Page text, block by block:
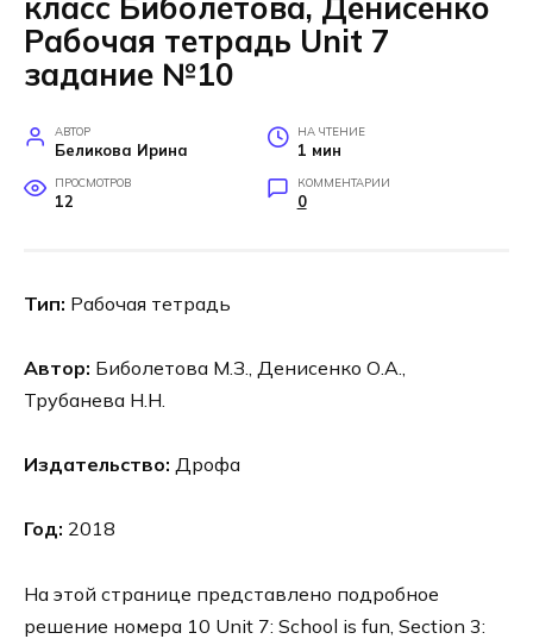
Рабочая тетрадь Unit 7
задание №10
АВТОР
Беликова Ирина
НА ЧТЕНИЕ
1 мин
ПРОСМОТРОВ
12
КОММЕНТАРИИ
0
Тип: Рабочая тетрадь
Автор: Биболетова М.З., Денисенко О.А.,
Трубанева Н.Н.
Издательство: Дрофа
Год: 2018
На этой странице представлено подробное
решение номера 10 Unit 7: School is fun, Section 3: